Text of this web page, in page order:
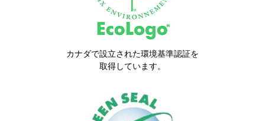
カナダで設立された環境基準認証を
取得しています。